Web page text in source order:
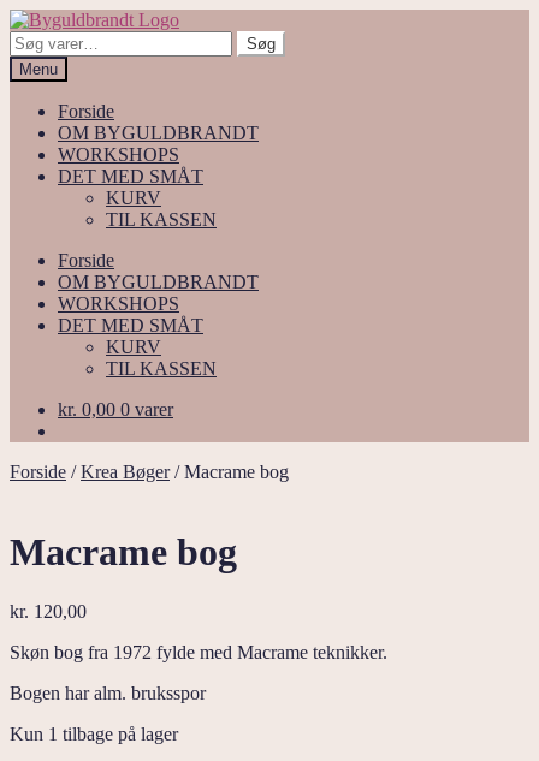
Spring
til
navigation
Spring
til
indhold
Søg
efter:
Søg
Menu
Forside
OM BYGULDBRANDT
WORKSHOPS
DET MED SMÅT
KURV
TIL KASSEN
Forside
OM BYGULDBRANDT
WORKSHOPS
DET MED SMÅT
KURV
TIL KASSEN
kr. 0,00 0 varer
Forside /Krea Bøger/Macrame bog
Macrame bog
kr. 120,00
Skøn bog fra 1972 fylde med Macrame teknikker.
Bogen har alm. bruksspor
Kun 1 tilbage på lager